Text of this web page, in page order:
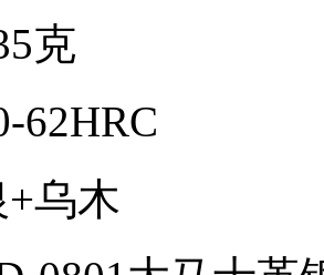
克
62HRC
乌木